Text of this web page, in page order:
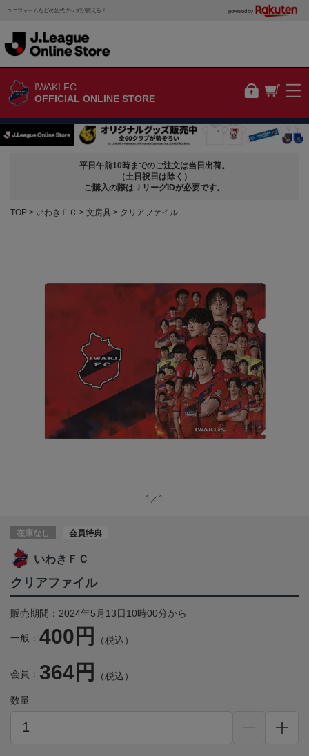
ユニフォームなどの公式グッズが買える！ powered by
IWAKI FC
OFFICIAL ONLINE STORE
平日午前10時までのご注文は当日出荷。
（土日祝日は除く）
ご購入の際はＪリーグIDが必要です。
TOP いわきＦＣ 文房具 クリアファイル
1／1
在庫なし 会員特典
いわきＦＣ
クリアファイル
販売期間：2024年5月13日10時00分から
一般： 400円 （税込）
会員： 364円 （税込）
数量